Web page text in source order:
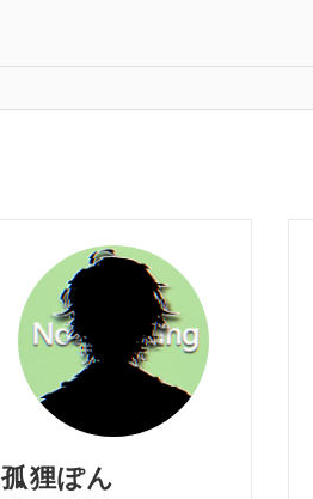
孤狸ぽん